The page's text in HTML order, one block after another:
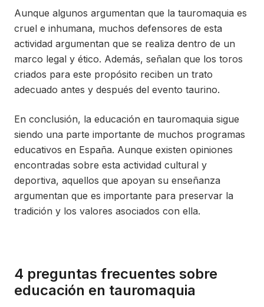
Aunque algunos argumentan que la tauromaquia es
cruel e inhumana, muchos defensores de esta
actividad argumentan que se realiza dentro de un
marco legal y ético. Además, señalan que los toros
criados para este propósito reciben un trato
adecuado antes y después del evento taurino.
En conclusión, la educación en tauromaquia sigue
siendo una parte importante de muchos programas
educativos en España. Aunque existen opiniones
encontradas sobre esta actividad cultural y
deportiva, aquellos que apoyan su enseñanza
argumentan que es importante para preservar la
tradición y los valores asociados con ella.
4 preguntas frecuentes sobre
educación en tauromaquia